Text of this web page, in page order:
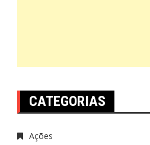
CATEGORIAS
Ações